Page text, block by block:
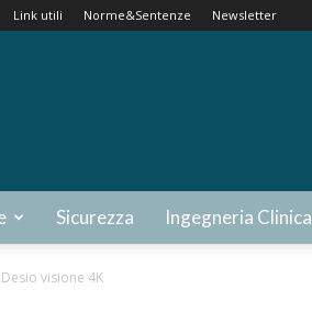
Link utili Norme&Sentenze Newsletter
Sicurezza Ingegneria Clinica
visione 4K